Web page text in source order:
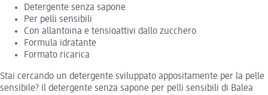
Detergente senza sapone
Per pelli sensibili
Con allantoina e tensioattivi dallo zucchero
Formula idratante
Formato ricarica
Stai cercando un detergente sviluppato appositamente per la pelle
sensibile? Il detergente senza sapone per pelli sensibili di Balea